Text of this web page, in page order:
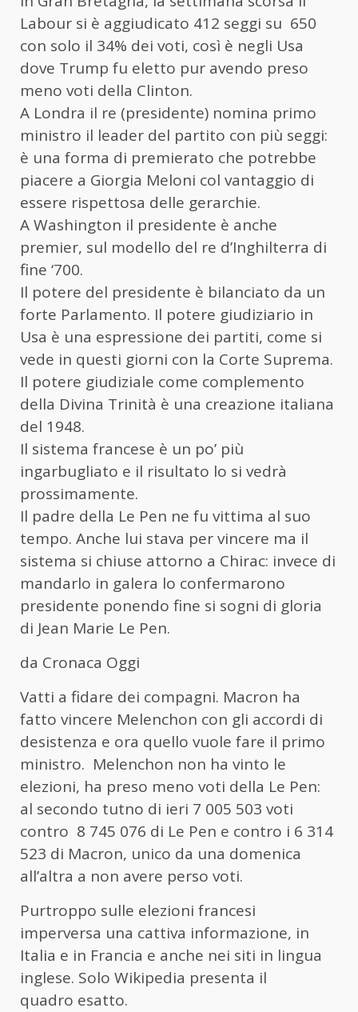
Labour si è aggiudicato 412 seggi su 650
con solo il 34% dei voti, così è negli Usa
dove Trump fu eletto pur avendo preso
meno voti della Clinton.
A Londra il re (presidente) nomina primo
ministro il leader del partito con più seggi:
è una forma di premierato che potrebbe
piacere a Giorgia Meloni col vantaggio di
essere rispettosa delle gerarchie.
A Washington il presidente è anche
premier, sul modello del re d’Inghilterra di
fine ‘700.
Il potere del presidente è bilanciato da un
forte Parlamento. Il potere giudiziario in
Usa è una espressione dei partiti, come si
vede in questi giorni con la Corte Suprema.
Il potere giudiziale come complemento
della Divina Trinità è una creazione italiana
del 1948.
Il sistema francese è un po’ più
ingarbugliato e il risultato lo si vedrà
prossimamente.
Il padre della Le Pen ne fu vittima al suo
tempo. Anche lui stava per vincere ma il
sistema si chiuse attorno a Chirac: invece di
mandarlo in galera lo confermarono
presidente ponendo fine si sogni di gloria
di Jean Marie Le Pen.
da Cronaca Oggi
Vatti a fidare dei compagni. Macron ha
fatto vincere Melenchon con gli accordi di
desistenza e ora quello vuole fare il primo
ministro. Melenchon non ha vinto le
elezioni, ha preso meno voti della Le Pen:
al secondo tutno di ieri 7 005 503 voti
contro 8 745 076 di Le Pen e contro i 6 314
523 di Macron, unico da una domenica
all’altra a non avere perso voti.
Purtroppo sulle elezioni francesi
imperversa una cattiva informazione, in
Italia e in Francia e anche nei siti in lingua
inglese. Solo Wikipedia presenta il
quadro esatto.